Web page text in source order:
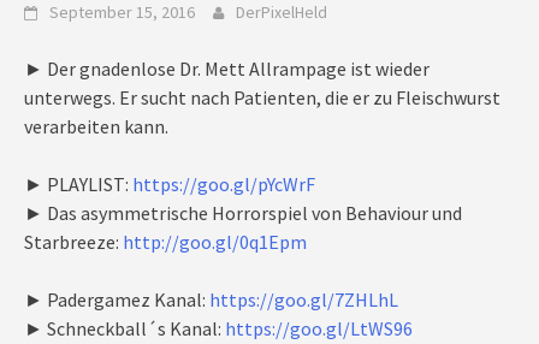
September 15, 2016 DerPixelHeld
► Der gnadenlose Dr. Mett Allrampage ist wieder
unterwegs. Er sucht nach Patienten, die er zu Fleischwurst
verarbeiten kann.
► PLAYLIST: https://goo.gl/pYcWrF
► Das asymmetrische Horrorspiel von Behaviour und
Starbreeze: http://goo.gl/0q1Epm
► Padergamez Kanal: https://goo.gl/7ZHLhL
► Schneckball´s Kanal: https://goo.gl/LtWS96